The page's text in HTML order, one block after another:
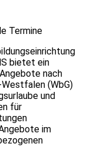
Termine
bietet ein
nach
(WbG)
und
für
im